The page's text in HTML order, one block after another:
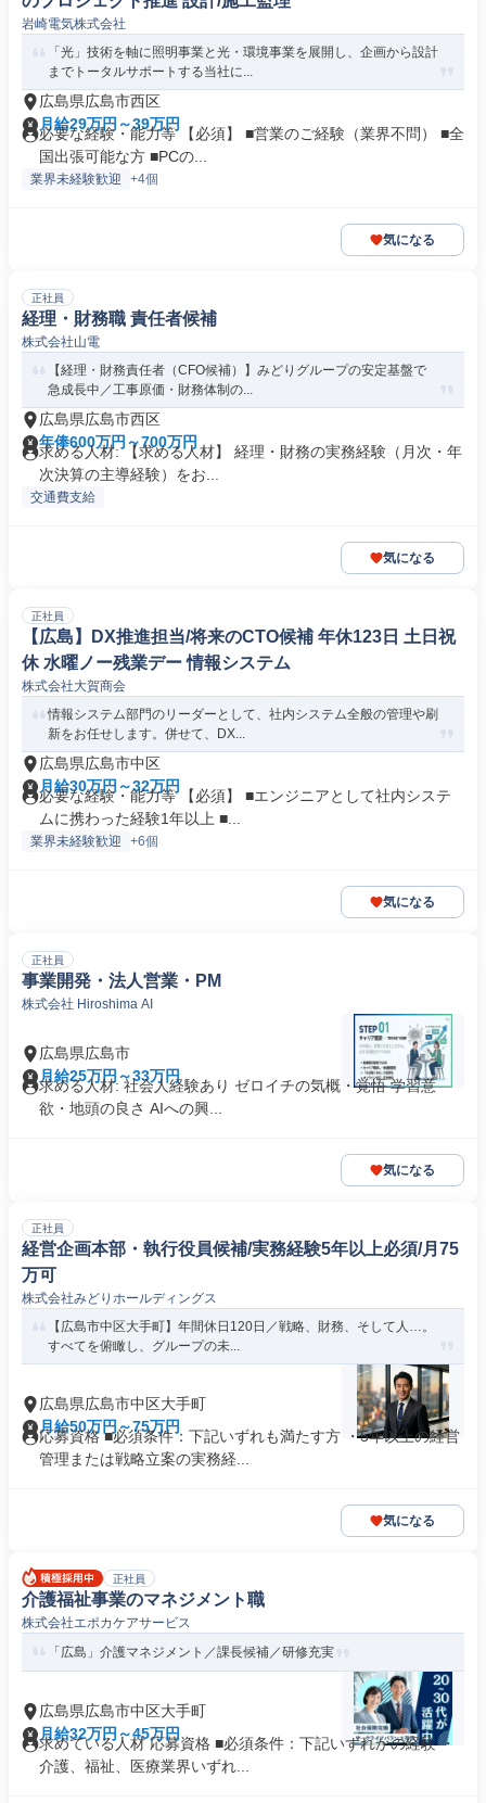
岩崎電気株式会社
「光」技術を軸に照明事業と光・環境事業を展開し、企画から設計
までトータルサポートする当社に...
広島県広島市西区
月給29万円～39万円
必要な経験・能力等 【必須】 ■営業のご経験（業界不問） ■全
国出張可能な方 ■PCの...
業界未経験歓迎 +4個
気になる
正社員
経理・財務職 責任者候補
株式会社山電
【経理・財務責任者（CFO候補）】みどりグループの安定基盤で
急成長中／工事原価・財務体制の...
広島県広島市西区
年俸600万円～700万円
求める人材: 【求める人材】 経理・財務の実務経験（月次・年
次決算の主導経験）をお...
交通費支給
気になる
正社員
【広島】DX推進担当/将来のCTO候補 年休123日 土日祝
休 水曜ノー残業デー 情報システム
株式会社大賀商会
情報システム部門のリーダーとして、社内システム全般の管理や刷
新をお任せします。併せて、DX...
広島県広島市中区
月給30万円～32万円
必要な経験・能力等 【必須】 ■エンジニアとして社内システ
ムに携わった経験1年以上 ■...
業界未経験歓迎 +6個
気になる
正社員
事業開発・法⼈営業・PM
株式会社 Hiroshima AI
広島県広島市
月給25万円～33万円
求める人材: 社会⼈経験あり ゼロイチの気概・覚悟 学習意
欲・地頭の良さ AIへの興...
気になる
正社員
経営企画本部・執行役員候補/実務経験5年以上必須/月75
万可
株式会社みどりホールディングス
【広島市中区大手町】年間休日120日／戦略、財務、そして人…。
すべてを俯瞰し、グループの未...
広島県広島市中区大手町
月給50万円～75万円
応募資格 ■必須条件：下記いずれも満たす方 ・5年以上の経営
管理または戦略立案の実務経...
気になる
正社員
介護福祉事業のマネジメント職
株式会社エポカケアサービス
「広島」介護マネジメント／課長候補／研修充実
広島県広島市中区大手町
月給32万円～45万円
求めている人材 応募資格 ■必須条件：下記いずれかの経験 ・
介護、福祉、医療業界いずれ...